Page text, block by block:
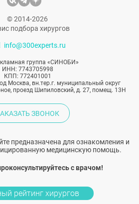
© 2014-2026
подбора хирургов
info@300experts.ru
группа «СИНОБИ»
ИНН: 7743705998
КПП: 772401001
Москва, вн.тер.г. муниципальный округ
проезд Шипиловский, д. 27, помещ. 13Н
ЗВОНОК
предназначена для ознакомления и
медицинскую помощь.
с врачом!
рейтинг хирургов